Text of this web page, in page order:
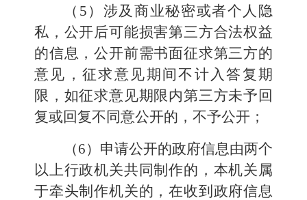
（5）涉及商业秘密或者个人隐
私，公开后可能损害第三方合法权益
的信息，公开前需书面征求第三方的
意见，征求意见期间不计入答复期
限，如征求意见期限内第三方未予回
复或回复不同意公开的，不予公开；
（6）申请公开的政府信息由两个
以上行政机关共同制作的，本机关属
于牵头制作机关的，在收到政府信息